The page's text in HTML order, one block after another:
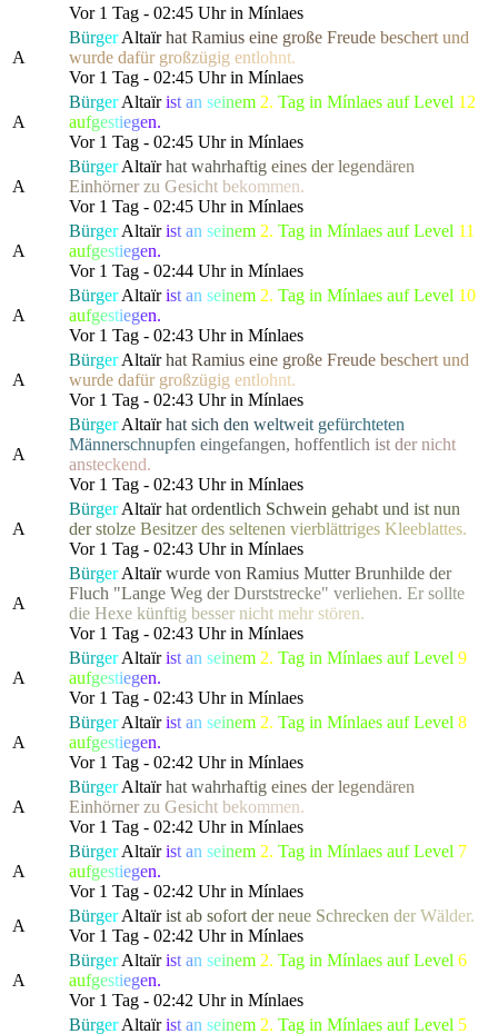
Vor 1 Tag - 02:45 Uhr in Mínlaes
A
BürgerAltaïrhat Ramius eine große Freude beschert und
wurde dafür großzügig entlohnt.
Vor 1 Tag - 02:45 Uhr in Mínlaes
A
BürgerAltaïrist an seinem 2. Tag in Mínlaes auf Level 12
aufgestiegen.
Vor 1 Tag - 02:45 Uhr in Mínlaes
A
BürgerAltaïrhat wahrhaftig eines der legendären
Einhörner zu Gesicht bekommen.
Vor 1 Tag - 02:45 Uhr in Mínlaes
A
BürgerAltaïrist an seinem 2. Tag in Mínlaes auf Level 11
aufgestiegen.
Vor 1 Tag - 02:44 Uhr in Mínlaes
A
BürgerAltaïrist an seinem 2. Tag in Mínlaes auf Level 10
aufgestiegen.
Vor 1 Tag - 02:43 Uhr in Mínlaes
A
BürgerAltaïrhat Ramius eine große Freude beschert und
wurde dafür großzügig entlohnt.
Vor 1 Tag - 02:43 Uhr in Mínlaes
A
BürgerAltaïrhat sich den weltweit gefürchteten
Männerschnupfen eingefangen, hoffentlich ist der nicht
ansteckend.
Vor 1 Tag - 02:43 Uhr in Mínlaes
A
BürgerAltaïrhat ordentlich Schwein gehabt und ist nun
der stolze Besitzerdes seltenen vierblättriges Kleeblattes.
Vor 1 Tag - 02:43 Uhr in Mínlaes
A
BürgerAltaïrwurde von Ramius Mutter Brunhilde der
Fluch "Lange Weg der Durststrecke" verliehen. Er sollte
die Hexe künftig besser nicht mehr stören.
Vor 1 Tag - 02:43 Uhr in Mínlaes
A
BürgerAltaïrist an seinem 2. Tag in Mínlaes auf Level 9
aufgestiegen.
Vor 1 Tag - 02:43 Uhr in Mínlaes
A
BürgerAltaïrist an seinem 2. Tag in Mínlaes auf Level 8
aufgestiegen.
Vor 1 Tag - 02:42 Uhr in Mínlaes
A
BürgerAltaïrhat wahrhaftig eines der legendären
Einhörner zu Gesicht bekommen.
Vor 1 Tag - 02:42 Uhr in Mínlaes
A
BürgerAltaïrist an seinem 2. Tag in Mínlaes auf Level 7
aufgestiegen.
Vor 1 Tag - 02:42 Uhr in Mínlaes
A
BürgerAltaïrist ab sofort der neue Schrecken der Wälder.
Vor 1 Tag - 02:42 Uhr in Mínlaes
A
BürgerAltaïrist an seinem 2. Tag in Mínlaes auf Level 6
aufgestiegen.
Vor 1 Tag - 02:42 Uhr in Mínlaes
BürgerAltaïrist an seinem 2. Tag in Mínlaes auf Level 5